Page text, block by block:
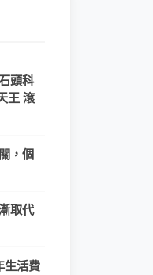
頭科
王 滾
，個
取代
生活費